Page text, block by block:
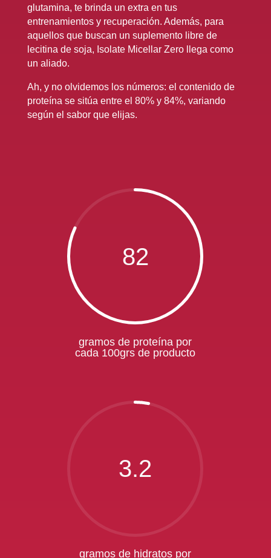
glutamina, te brinda un extra en tus
entrenamientos y recuperación. Además, para
aquellos que buscan un suplemento libre de
lecitina de soja, Isolate Micellar Zero llega como
un aliado.
Ah, y no olvidemos los números: el contenido de
proteína se sitúa entre el 80% y 84%, variando
según el sabor que elijas.
82
gramos de proteína por
cada 100grs de producto
3.2
gramos de hidratos por